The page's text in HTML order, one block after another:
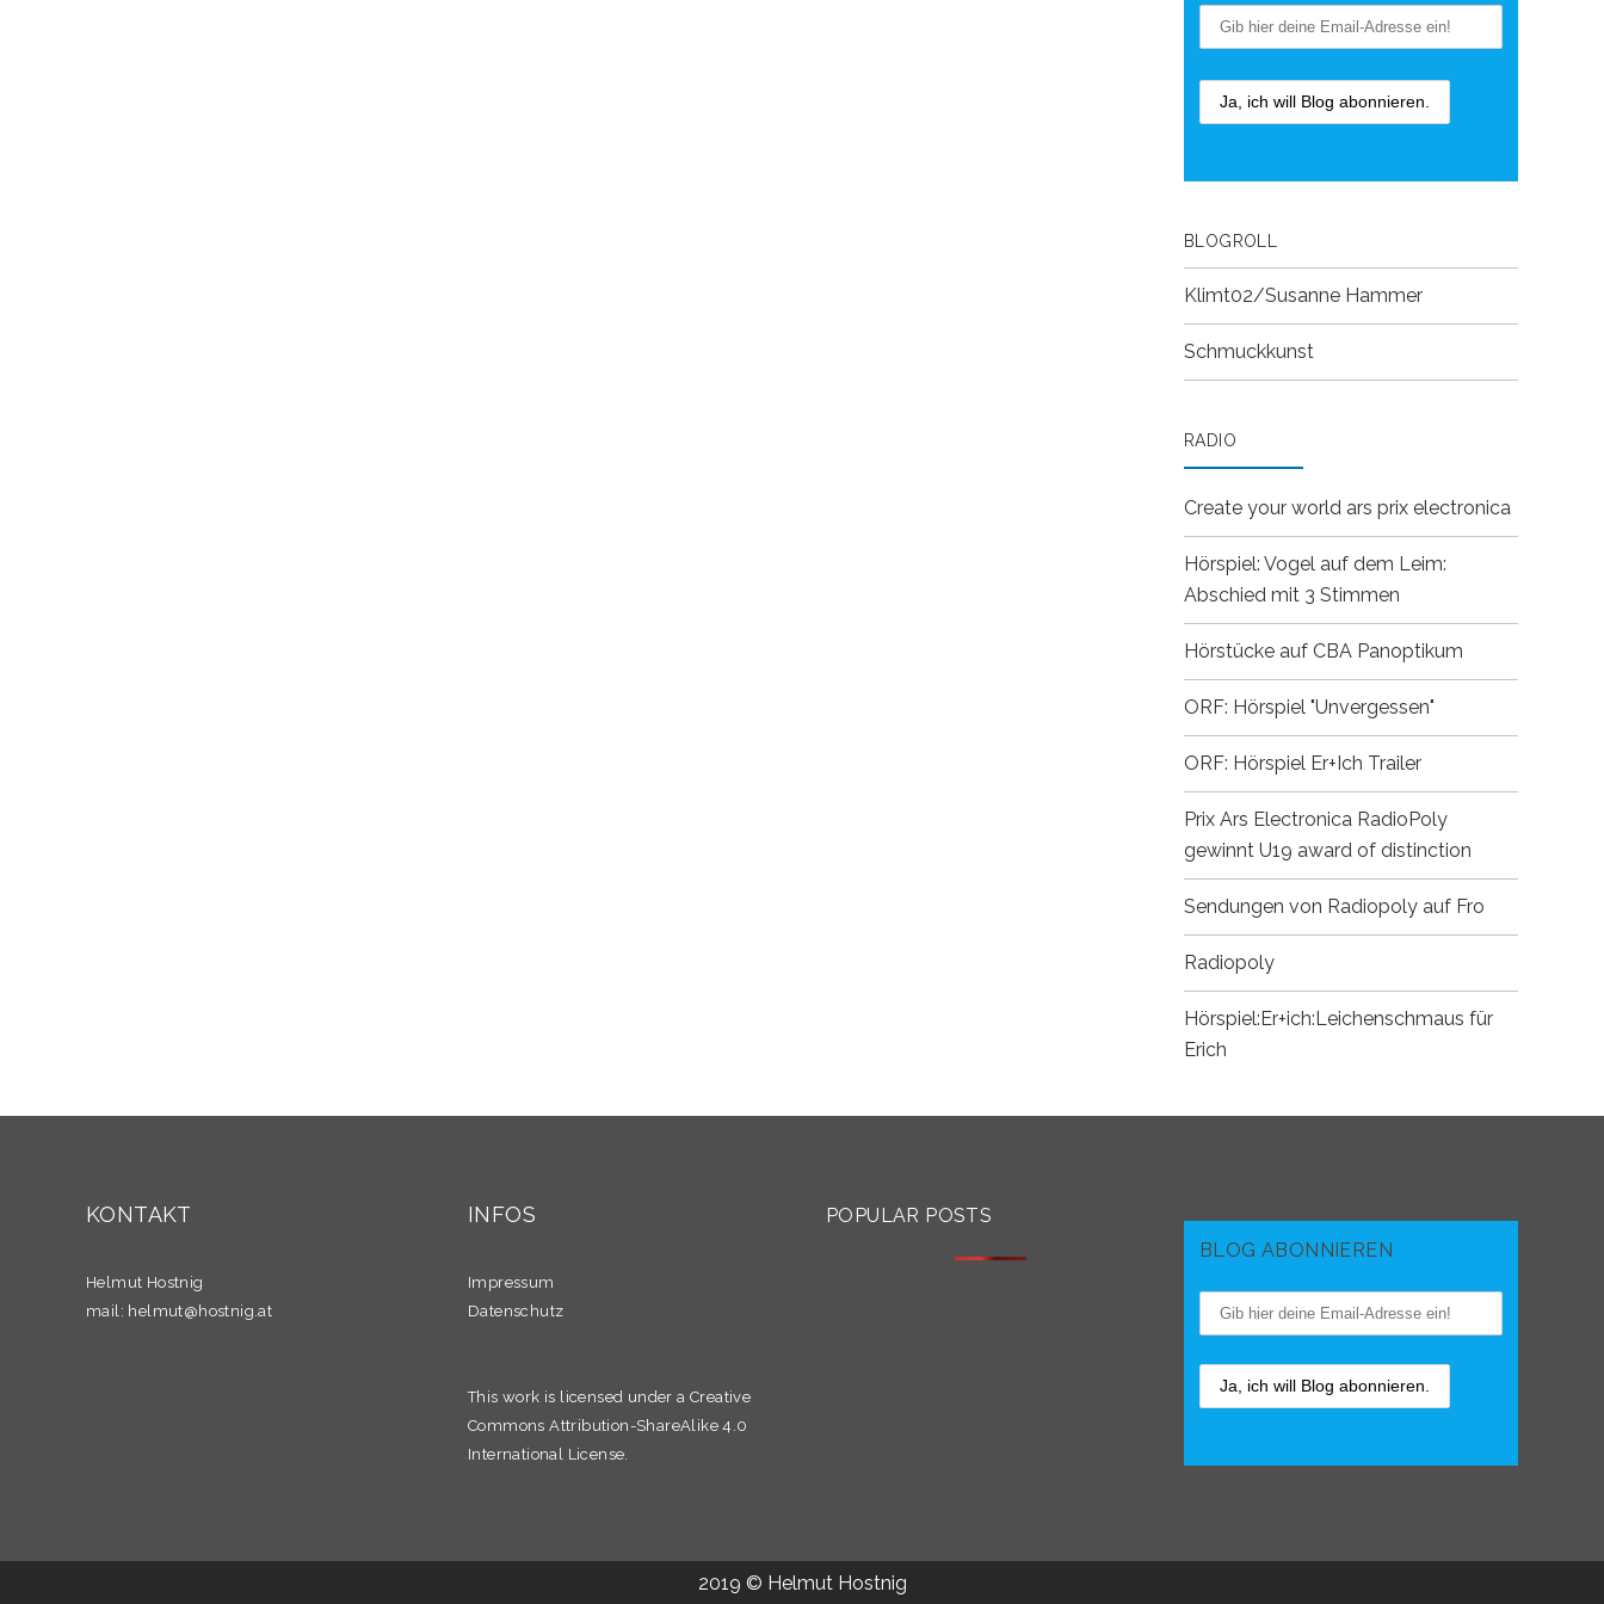
BLOGROLL
Klimt02/Susanne Hammer
Schmuckkunst
RADIO
Create your world ars prix electronica
Hörspiel: Vogel auf dem Leim:
Abschied mit 3 Stimmen
Hörstücke auf CBA Panoptikum
ORF: Hörspiel "Unvergessen"
ORF: Hörspiel Er+Ich Trailer
Prix Ars Electronica RadioPoly
gewinnt U19 award of distinction
Sendungen von Radiopoly auf Fro
Radiopoly
Hörspiel:Er+ich:Leichenschmaus für
Erich
KONTAKT
Helmut Hostnig
mail: helmut@hostnig.at
INFOS
Impressum
Datenschutz
This work is licensed under a Creative
Commons Attribution-ShareAlike 4.0
International License.
POPULAR POSTS
BLOG ABONNIEREN
2019 © Helmut Hostnig